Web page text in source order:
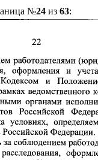
№24из 63: